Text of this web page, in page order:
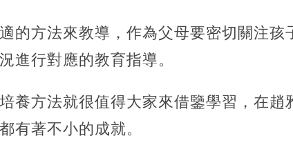
的方法來教導，作為父母要密切關注孩
進行對應的教育指導。
養方法就很值得大家來借鑒學習，在趙
有著不小的成就。